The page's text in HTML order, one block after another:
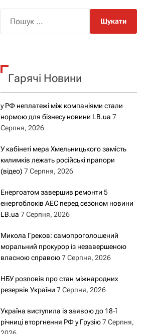
р
о
у
к
Гарячі Новини
у РФ неплатежі між компаніями стали
нормою для бізнесу новини LB.ua 7
Серпня, 2026
У кабінеті мера Хмельницького замість
килимків лежать російські прапори
(відео) 7 Серпня, 2026
Енергоатом завершив ремонти 5
енергоблоків АЕС перед сезоном новини
LB.ua 7 Серпня, 2026
Микола Греков: самопроголошений
моральний прокурор із незавершеною
власною справою 7 Серпня, 2026
НБУ розповів про стан міжнародних
резервів України 7 Серпня, 2026
Україна виступила із заявою до 18-ї
річниці вторгнення РФ у Грузію 7 Серпня,